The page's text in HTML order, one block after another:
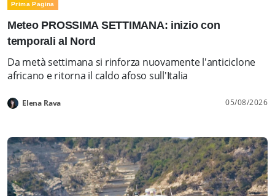
Prima Pagina
Meteo PROSSIMA SETTIMANA: inizio con
temporali al Nord
Da metà settimana si rinforza nuovamente l'anticiclone
africano e ritorna il caldo afoso sull'Italia
Elena Rava 05/08/2026